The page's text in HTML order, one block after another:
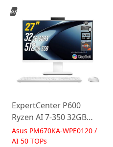
ExpertCenter P600
Ryzen AI 7-350 32GB
512GB 27 FreeDos Beyaz
AI-Powered AIO
Asus PM670KA-WPE0120 /
AI 50 TOPs
Yeni